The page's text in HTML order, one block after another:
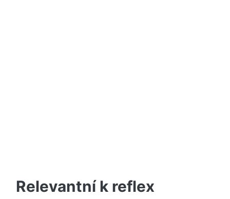
Relevantní k reflex